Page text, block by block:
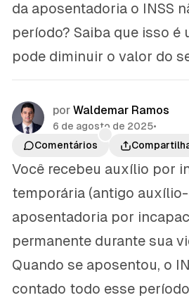
da aposentadoria o INSS
período? Saiba que isso é
pode diminuir o valor do
por Waldemar Ramos
6 de agosto de 2025•
Comentários
Você recebeu auxílio por
temporária (antigo
aposentadoria por
permanente durante sua
Quando se aposentou, o
contado todo esse